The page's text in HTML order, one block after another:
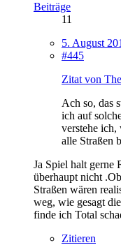
Beiträge
11
5. August
#445
Zitat von
Ach so, das
ich auf
verstehe
alle Straßen
Ja Spiel halt gerne
überhaupt nicht
Straßen wären
weg, wie gesagt
finde ich Total
Zitieren